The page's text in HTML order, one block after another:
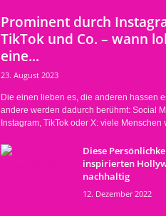
Prominent durch
TikTok und Co. – wann
eine...
23. August 2023
Die einen lieben es, die anderen hassen
andere werden dadurch berühmt: Social
Instagram, TikTok oder X: viele Menschen
Diese
inspirierten
nachhaltig
12. Dezember 2022